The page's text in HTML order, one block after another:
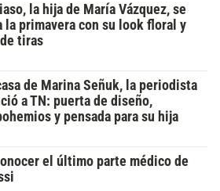
la hija de María Vázquez, se
la primavera con su look floral y
tiras
de Marina Señuk, la periodista
a TN: puerta de diseño,
y pensada para su hija
el último parte médico de